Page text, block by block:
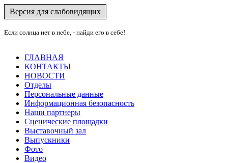
Версия для слабовидящих
Если солнца нет в небе, - найди его в себе!
ГЛАВНАЯ
КОНТАКТЫ
НОВОСТИ
Отделы
Персональные данные
Информационная безопасность
Наши партнеры
Сценические площадки
Выставочный зал
Выпускники
Фото
Видео